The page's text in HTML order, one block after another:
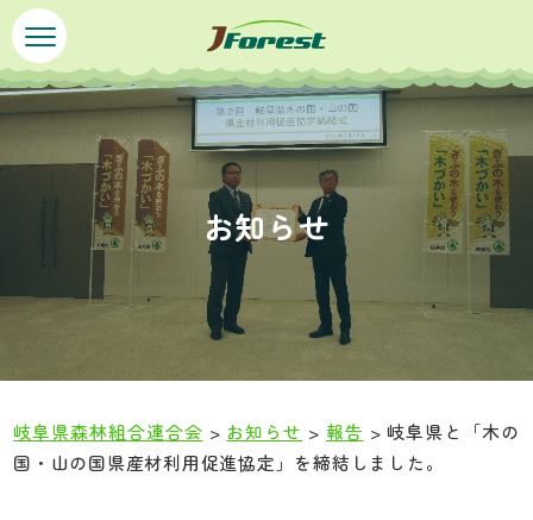
ペ
ー
ジ
の
頭
メ
ニ
ュ
ー
飛
本
お知らせ
岐阜県森林組合連合会 > お知らせ > 報告 >岐阜県と「木の
国・山の国県産材利用促進協定」を締結しました。